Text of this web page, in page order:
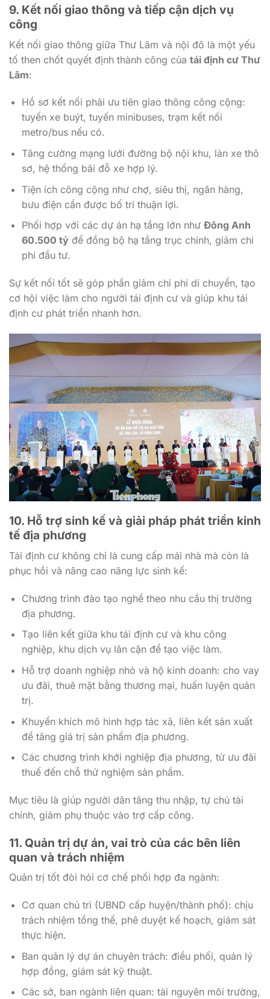
9. Kết nối giao thông và tiếp cận dịch vụ
công
Kết nối giao thông giữa Thư Lâm và nội đô là một yếu
tố then chốt quyết định thành công của tái định cư Thư
Lâm:
Hồ sơ kết nối phải ưu tiên giao thông công cộng:
tuyến xe buýt, tuyến minibuses, trạm kết nối
metro/bus nếu có.
Tăng cường mạng lưới đường bộ nội khu, làn xe thô
sơ, hệ thống bãi đỗ xe hợp lý.
Tiện ích công cộng như chợ, siêu thị, ngân hàng,
bưu điện cần được bố trí thuận lợi.
Phối hợp với các dự án hạ tầng lớn như Đông Anh
60.500 tỷđể đồng bộ hạ tầng trục chính, giảm chi
phí đầu tư.
Sự kết nối tốt sẽ góp phần giảm chi phí di chuyển, tạo
cơ hội việc làm cho người tái định cư và giúp khu tái
định cư phát triển nhanh hơn.
10. Hỗ trợ sinh kế và giải pháp phát triển kinh
tế địa phương
Tái định cư không chỉ là cung cấp mái nhà mà còn là
phục hồi và nâng cao năng lực sinh kế:
Chương trình đào tạo nghề theo nhu cầu thị trường
địa phương.
Tạo liên kết giữa khu tái định cư và khu công
nghiệp, khu dịch vụ lân cận để tạo việc làm.
Hỗ trợ doanh nghiệp nhỏ và hộ kinh doanh: cho vay
ưu đãi, thuê mặt bằng thương mại, huấn luyện quản
trị.
Khuyến khích mô hình hợp tác xã, liên kết sản xuất
để tăng giá trị sản phẩm địa phương.
Các chương trình khởi nghiệp địa phương, từ ưu đãi
thuế đến chỗ thử nghiệm sản phẩm.
Mục tiêu là giúp người dân tăng thu nhập, tự chủ tài
chính, giảm phụ thuộc vào trợ cấp công.
11. Quản trị dự án, vai trò của các bên liên
quan và trách nhiệm
Quản trị tốt đòi hỏi cơ chế phối hợp đa ngành:
Cơ quan chủ trì (UBND cấp huyện/thành phố): chịu
trách nhiệm tổng thể, phê duyệt kế hoạch, giám sát
thực hiện.
Ban quản lý dự án chuyên trách: điều phối, quản lý
hợp đồng, giám sát kỹ thuật.
Các sở, ban ngành liên quan: tài nguyên môi trường,